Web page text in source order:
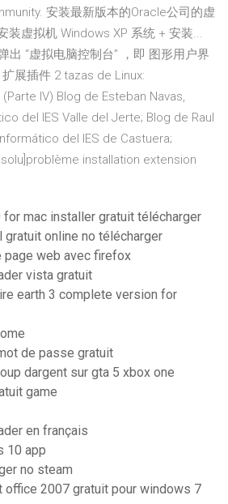
安装最新版本的Oracle公司的虚
装虚拟机 Windows XP 系统 + 安装...
出 “虚拟电脑控制台” ，即 图形用户界
展插件 2 tazas de Linux:
IV) Blog de Esteban Navas,
del IES Valle del Jerte; Blog de Raul
del IES de Castuera;
installation extension
mac installer gratuit télécharger
online no télécharger
page web avec firefox
vista gratuit
earth 3 complete version for
de passe gratuit
dargent sur gta 5 xbox one
game
en français
10 app
no steam
office 2007 gratuit pour windows 7